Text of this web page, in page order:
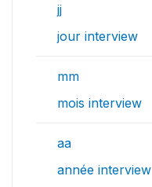
jj
jour interview
mm
mois interview
aa
année interview